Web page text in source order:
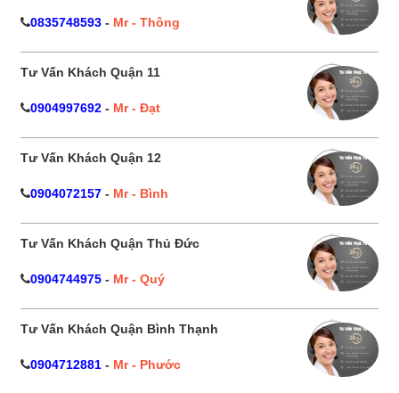
0835748593 - Mr - Thông
Tư Vấn Khách Quận 11
0904997692 - Mr - Đạt
Tư Vấn Khách Quận 12
0904072157 - Mr - Bình
Tư Vấn Khách Quận Thủ Đức
0904744975 - Mr - Quý
Tư Vấn Khách Quận Bình Thạnh
0904712881 - Mr - Phước